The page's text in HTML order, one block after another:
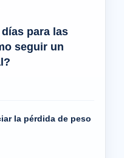
para las
seguir un
la pérdida de peso